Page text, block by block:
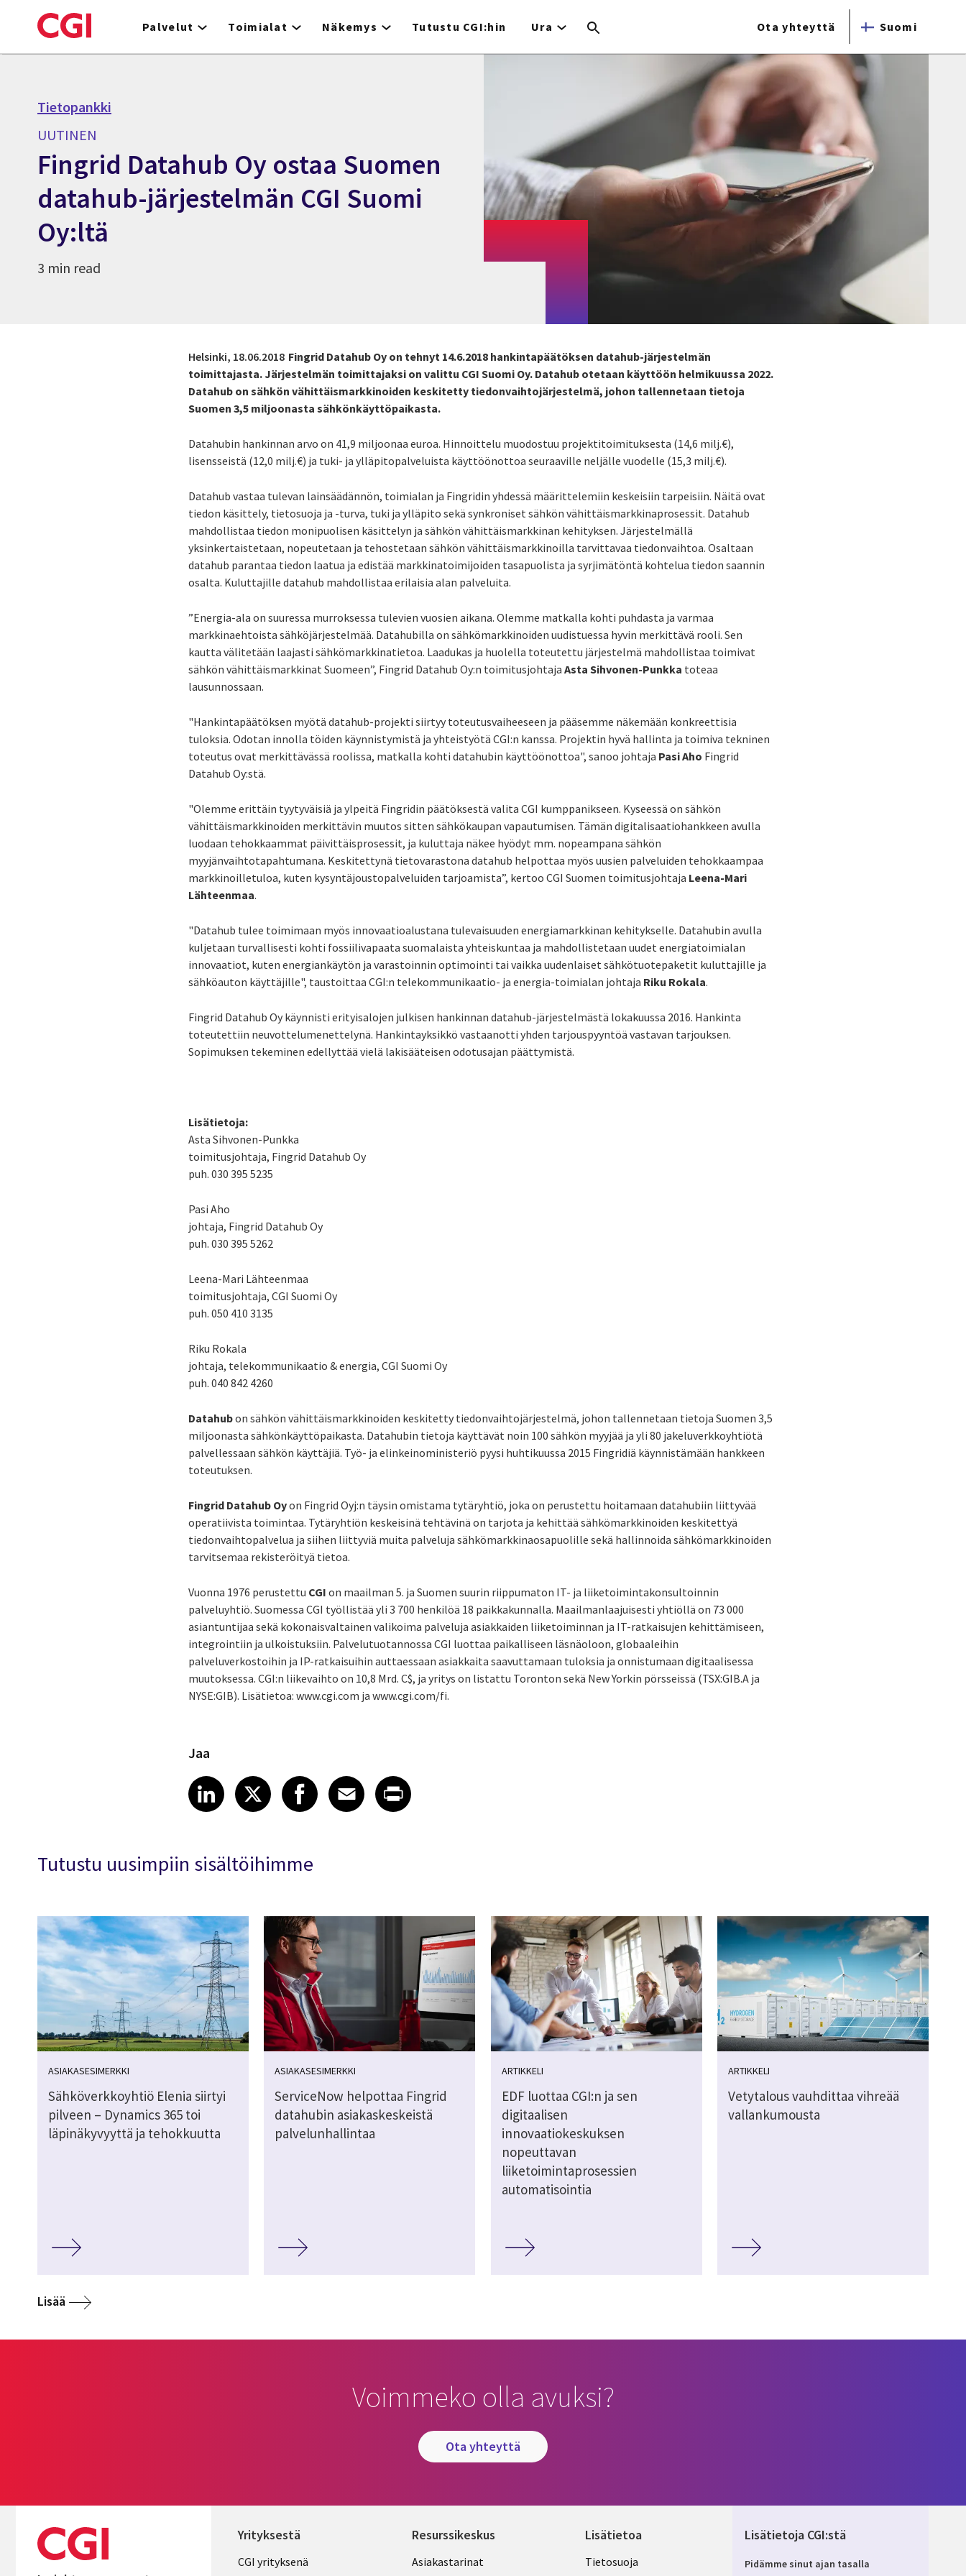
to
Palvelut Toimialat Näkemys Tutustu CGI:hin Ura Ota yhteyttä Suomi
Tietopankki
UUTINEN
Fingrid Datahub Oy ostaa Suomen
datahub-järjestelmän CGI Suomi
Oy:ltä
3 min read
Helsinki, 18.06.2018 Fingrid Datahub Oy on tehnyt 14.6.2018 hankintapäätöksen datahub-järjestelmän
toimittajasta. Järjestelmän toimittajaksi on valittu CGI Suomi Oy. Datahub otetaan käyttöön helmikuussa 2022.
Datahub on sähkön vähittäismarkkinoiden keskitetty tiedonvaihtojärjestelmä, johon tallennetaan tietoja
Suomen 3,5 miljoonasta sähkönkäyttöpaikasta.
Datahubin hankinnan arvo on 41,9 miljoonaa euroa. Hinnoittelu muodostuu projektitoimituksesta (14,6 milj.€),
lisensseistä (12,0 milj.€) ja tuki- ja ylläpitopalveluista käyttöönottoa seuraaville neljälle vuodelle (15,3 milj.€).
Datahub vastaa tulevan lainsäädännön, toimialan ja Fingridin yhdessä määrittelemiin keskeisiin tarpeisiin. Näitä ovat
tiedon käsittely, tietosuoja ja -turva, tuki ja ylläpito sekä synkroniset sähkön vähittäismarkkinaprosessit. Datahub
mahdollistaa tiedon monipuolisen käsittelyn ja sähkön vähittäismarkkinan kehityksen. Järjestelmällä
yksinkertaistetaan, nopeutetaan ja tehostetaan sähkön vähittäismarkkinoilla tarvittavaa tiedonvaihtoa. Osaltaan
datahub parantaa tiedon laatua ja edistää markkinatoimijoiden tasapuolista ja syrjimätöntä kohtelua tiedon saannin
osalta. Kuluttajille datahub mahdollistaa erilaisia alan palveluita.
”Energia-ala on suuressa murroksessa tulevien vuosien aikana. Olemme matkalla kohti puhdasta ja varmaa
markkinaehtoista sähköjärjestelmää. Datahubilla on sähkömarkkinoiden uudistuessa hyvin merkittävä rooli. Sen
kautta välitetään laajasti sähkömarkkinatietoa. Laadukas ja huolella toteutettu järjestelmä mahdollistaa toimivat
sähkön vähittäismarkkinat Suomeen”, Fingrid Datahub Oy:n toimitusjohtajaAsta Sihvonen-Punkka toteaa
lausunnossaan.
"Hankintapäätöksen myötä datahub-projekti siirtyy toteutusvaiheeseen ja pääsemme näkemään konkreettisia
tuloksia. Odotan innolla töiden käynnistymistä ja yhteistyötä CGI:n kanssa. Projektin hyvä hallinta ja toimiva tekninen
toteutus ovat merkittävässä roolissa, matkalla kohti datahubin käyttöönottoa", sanoo johtaja Pasi Aho Fingrid
Datahub Oy:stä.
"Olemme erittäin tyytyväisiä ja ylpeitä Fingridin päätöksestä valita CGI kumppanikseen. Kyseessä on sähkön
vähittäismarkkinoiden merkittävin muutos sitten sähkökaupan vapautumisen. Tämän digitalisaatiohankkeen avulla
luodaan tehokkaammat päivittäisprosessit, ja kuluttaja näkee hyödyt mm. nopeampana sähkön
myyjänvaihtotapahtumana. Keskitettynä tietovarastona datahub helpottaa myös uusien palveluiden tehokkaampaa
markkinoilletuloa, kuten kysyntäjoustopalveluiden tarjoamista”, kertoo CGI Suomen toimitusjohtaja Leena-Mari
Lähteenmaa.
"Datahub tulee toimimaan myös innovaatioalustana tulevaisuuden energiamarkkinan kehitykselle. Datahubin avulla
kuljetaan turvallisesti kohti fossiilivapaata suomalaista yhteiskuntaa ja mahdollistetaan uudet energiatoimialan
innovaatiot, kuten energiankäytön ja varastoinnin optimointi tai vaikka uudenlaiset sähkötuotepaketit kuluttajille ja
sähköauton käyttäjille", taustoittaa CGI:n telekommunikaatio- ja energia-toimialan johtaja Riku Rokala.
Fingrid Datahub Oy käynnisti erityisalojen julkisen hankinnan datahub-järjestelmästä lokakuussa 2016. Hankinta
toteutettiin neuvottelumenettelynä. Hankintayksikkö vastaanotti yhden tarjouspyyntöä vastavan tarjouksen.
Sopimuksen tekeminen edellyttää vielä lakisääteisen odotusajan päättymistä.
Lisätietoja:
Asta Sihvonen-Punkka
toimitusjohtaja, Fingrid Datahub Oy
puh. 030 395 5235
Pasi Aho
johtaja, Fingrid Datahub Oy
puh. 030 395 5262
Leena-Mari Lähteenmaa
toimitusjohtaja, CGI Suomi Oy
puh. 050 410 3135
Riku Rokala
johtaja, telekommunikaatio & energia, CGI Suomi Oy
puh. 040 842 4260
Datahubon sähkön vähittäismarkkinoiden keskitetty tiedonvaihtojärjestelmä, johon tallennetaan tietoja Suomen 3,5
miljoonasta sähkönkäyttöpaikasta. Datahubin tietoja käyttävät noin 100 sähkön myyjää ja yli 80 jakeluverkkoyhtiötä
palvellessaan sähkön käyttäjiä. Työ- ja elinkeinoministeriö pyysi huhtikuussa 2015 Fingridiä käynnistämään hankkeen
toteutuksen.
Fingrid Datahub Oyon Fingrid Oyj:n täysin omistama tytäryhtiö, joka on perustettu hoitamaan datahubiin liittyvää
operatiivista toimintaa. Tytäryhtiön keskeisinä tehtävinä on tarjota ja kehittää sähkömarkkinoiden keskitettyä
tiedonvaihtopalvelua ja siihen liittyviä muita palveluja sähkömarkkinaosapuolille sekä hallinnoida sähkömarkkinoiden
tarvitsemaa rekisteröityä tietoa.
Vuonna 1976 perustettu CGI on maailman 5. ja Suomen suurin riippumaton IT- ja liiketoimintakonsultoinnin
palveluyhtiö. Suomessa CGI työllistää yli 3 700 henkilöä 18 paikkakunnalla. Maailmanlaajuisesti yhtiöllä on 73 000
asiantuntijaa sekä kokonaisvaltainen valikoima palveluja asiakkaiden liiketoiminnan ja IT-ratkaisujen kehittämiseen,
integrointiin ja ulkoistuksiin. Palvelutuotannossa CGI luottaa paikalliseen läsnäoloon, globaaleihin
palveluverkostoihin ja IP-ratkaisuihin auttaessaan asiakkaita saavuttamaan tuloksia ja onnistumaan digitaalisessa
muutoksessa. CGI:n liikevaihto on 10,8 Mrd. C$, ja yritys on listattu Toronton sekä New Yorkin pörsseissä (TSX:GIB.A ja
NYSE:GIB). Lisätietoa: www.cgi.com ja www.cgi.com/fi.
Jaa
Share article on LinkedIn
LinkedIn
Share article on X
XShare article on Facebook
Facebook
Share article on Email
Email
Share article on Print
Tutustu uusimpiin sisältöihimme
ASIAKASESIMERKKI
Sähköverkkoyhtiö Elenia siirtyi
pilveen – Dynamics 365 toi
läpinäkyvyyttä ja tehokkuutta
ASIAKASESIMERKKI
ServiceNow helpottaa Fingrid
datahubin asiakaskeskeistä
palvelunhallintaa
ARTIKKELI
EDF luottaa CGI:n ja sen
digitaalisen
innovaatiokeskuksen
nopeuttavan
liiketoimintaprosessien
automatisointia
ARTIKKELI
Vetytalous vauhdittaa vihreää
vallankumousta
Lisää
Voimmeko olla avuksi?
ota yhteyttä
Yrityksestä
Useful
CGI yrityksenä
Resurssikeskus
Library
Asiakastarinat
Lisätietoa
Legal
Tietosuoja
Lisätietoja CGI:stä
Pidämme sinut ajan tasalla